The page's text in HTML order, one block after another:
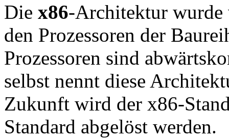
Die x86-Architektur
den Prozessoren der
Prozessoren sind
selbst nennt diese
Zukunft wird der x86-
Standard abgelöst werden.